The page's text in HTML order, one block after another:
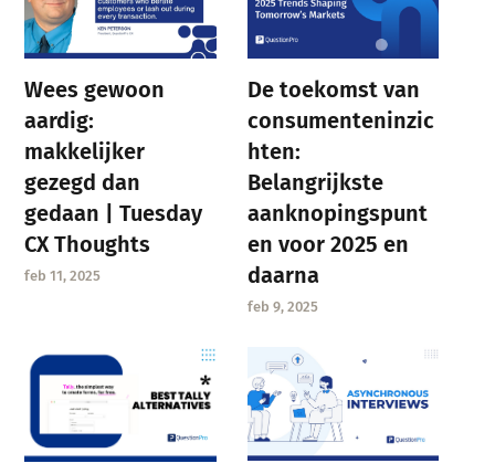
Wees gewoon
aardig:
makkelijker
gezegd dan
gedaan | Tuesday
CX Thoughts
feb 11, 2025
De toekomst van
consumenteninzic
hten:
Belangrijkste
aanknopingspunt
en voor 2025 en
daarna
feb 9, 2025